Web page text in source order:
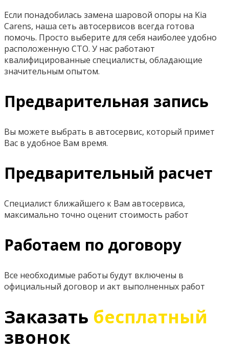
Если понадобилась замена шаровой опоры на Kia
Carens, наша сеть автосервисов всегда готова
помочь. Просто выберите для себя наиболее удобно
расположенную СТО. У нас работают
квалифицированные специалисты, обладающие
значительным опытом.
Предварительная запись
Вы можете выбрать в автосервис, который примет
Вас в удобное Вам время.
Предварительный расчет
Специалист ближайшего к Вам автосервиса,
максимально точно оценит стоимость работ
Работаем по договору
Все необходимые работы будут включены в
официальный договор и акт выполненных работ
Заказать бесплатный
звонок